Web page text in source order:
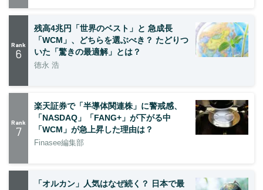
Rank
6
残高4兆円「世界のベスト」と 急成長
「WCM」、どちらを選ぶべき？ たどりつ
いた「驚きの最適解」とは？
徳永 浩
Rank
7
楽天証券で「半導体関連株」に警戒感、
「NASDAQ」「FANG+」が下がる中
「WCM」が急上昇した理由は？
Finasee編集部
「オルカン」人気はなぜ続く？ 日本で最